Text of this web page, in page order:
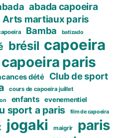
abada capoeira
Arts martiaux paris
Bamba batizado
brésil capoeira
capoeira paris
dété Club de sport
cours de capoeira juillet
enfants evenementiel
sport a paris film de capoeira
jogaki maigrir paris